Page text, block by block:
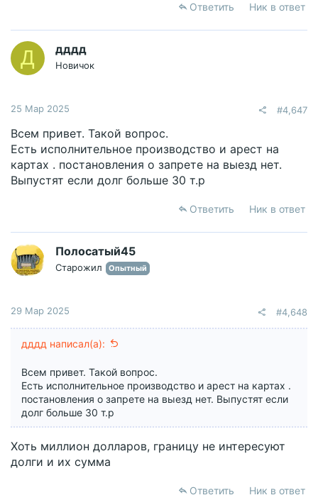
Ответить Ник в ответ
Д дддд
Новичок
25 Мар 2025 #4,647
Всем привет. Такой вопрос.
Есть исполнительное производство и арест на
картах . постановления о запрете на выезд нет.
Выпустят если долг больше 30 т.р
Ответить Ник в ответ
Полосатый45
Старожил Опытный
29 Мар 2025 #4,648
дддд написал(а):
Всем привет. Такой вопрос.
Есть исполнительное производство и арест на картах .
постановления о запрете на выезд нет. Выпустят если
долг больше 30 т.р
Хоть миллион долларов, границу не интересуют
долги и их сумма
Ответить Ник в ответ